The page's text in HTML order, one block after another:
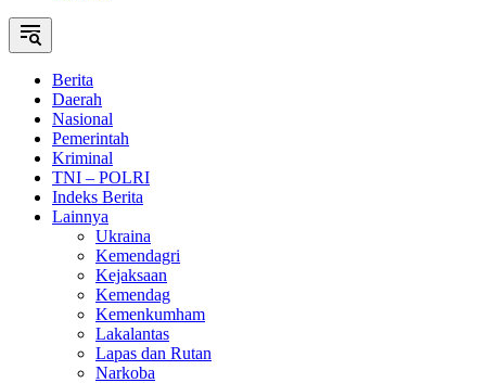
Berita
Daerah
Nasional
Pemerintah
Kriminal
TNI – POLRI
Indeks Berita
Lainnya
Ukraina
Kemendagri
Kejaksaan
Kemendag
Kemenkumham
Lakalantas
Lapas dan Rutan
Narkoba